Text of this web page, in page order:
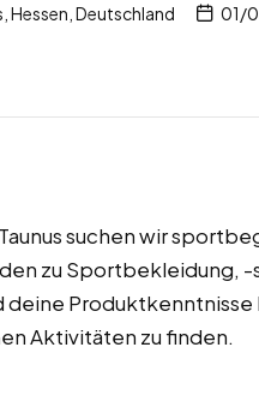
Hessen, Deutschland 01/
suchen wir
zu Sportbekleidung, -
deine
Aktivitäten zu finden.